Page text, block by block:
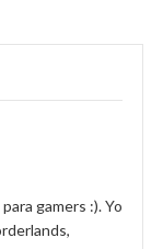
gamers :). Yo